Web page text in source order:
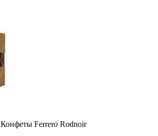
Конфеты Ferrero Rodnoir